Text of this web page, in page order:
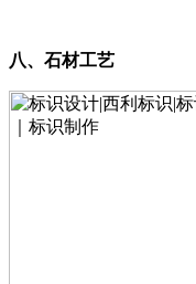
八、 石材工艺